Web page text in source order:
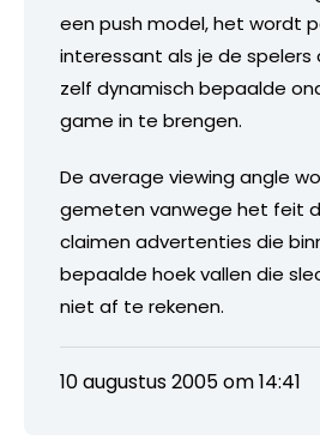
een push model, het wordt
interessant als je de spelers
zelf dynamisch bepaalde
game in te brengen.
De average viewing angle
gemeten vanwege het feit
claimen advertenties die
bepaalde hoek vallen die
niet af te rekenen.
10 augustus 2005 om 14:41